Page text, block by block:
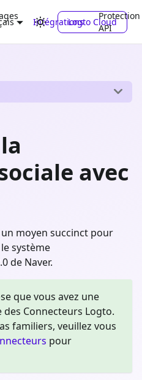
Intégrations
Protection
API
Logto Cloud
avec
moyen succinct pour
système
de Naver.
que vous avez une
Connecteurs Logto.
familiers, veuillez vous
pour